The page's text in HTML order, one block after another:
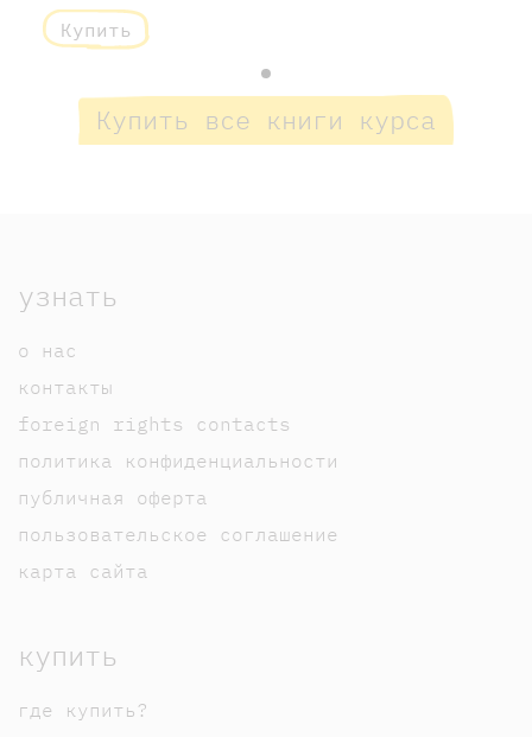
Купить
Купить все книги курса
узнать
о нас
контакты
foreign rights contacts
политика конфиденциальности
публичная оферта
пользовательское соглашение
карта сайта
купить
где купить?